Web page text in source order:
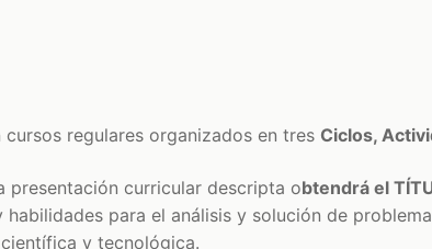
regulares organizados en tres Ciclos,
presentación curricular descripta obtendrá el
para el análisis y solución de
y tecnológica.